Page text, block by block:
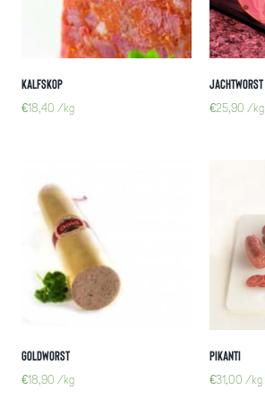
Kalfskop
€18,40 /kg
Jachtworst
€25,90 /kg
Goldworst
€18,90 /kg
Pikanti
€31,00 /kg